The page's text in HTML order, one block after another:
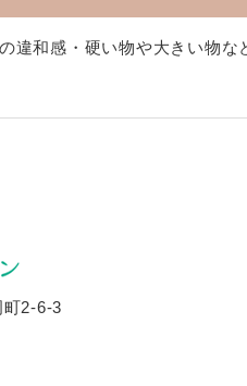
違和感・硬い物や大きい物な
2-6-3